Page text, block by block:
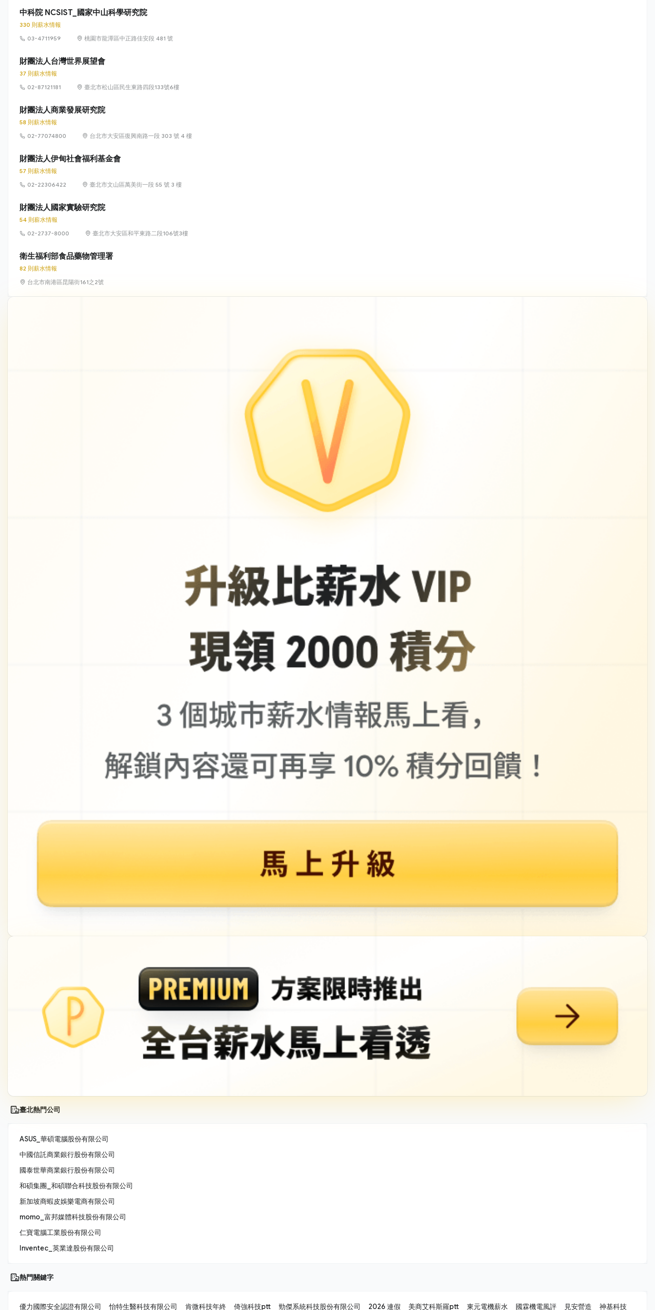
中科院 NCSIST_國家中山科學研究院
330 則薪水情報
03-4711959
桃園市龍潭區中正路佳安段 481 號
財團法人台灣世界展望會
37 則薪水情報
02-87121181
臺北市松山區民生東路四段133號6樓
財團法人商業發展研究院
58 則薪水情報
02-77074800
台北市大安區復興南路一段 303 號 4 樓
財團法人伊甸社會福利基金會
57 則薪水情報
02-22306422
臺北市文山區萬美街一段 55 號 3 樓
財團法人國家實驗研究院
54 則薪水情報
02-2737-8000
臺北市大安區和平東路二段106號3樓
衛生福利部食品藥物管理署
82 則薪水情報
台北市南港區昆陽街161之2號
臺北熱門公司
ASUS_華碩電腦股份有限公司
中國信託商業銀行股份有限公司
國泰世華商業銀行股份有限公司
和碩集團_和碩聯合科技股份有限公司
新加坡商蝦皮娛樂電商有限公司
momo_富邦媒體科技股份有限公司
仁寶電腦工業股份有限公司
Inventec_英業達股份有限公司
熱門關鍵字
優力國際安全認證有限公司 怡特生醫科技有限公司 肯微科技年終 倚強科技ptt 勁傑系統科技股份有限公司 2026 連假 美商艾科斯羅ptt 東元電機薪水 國霖機電風評 見安營造 神基科技